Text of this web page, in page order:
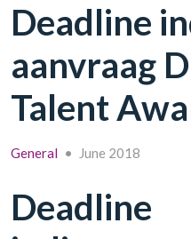
Deadline
aanvraag
Talent
General • June 2018
Deadline